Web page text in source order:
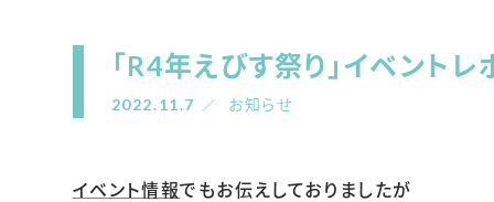
「R4年えびす祭り」イベントレ
2022.11.7 お知らせ
イベント情報でもお伝えしておりましたが